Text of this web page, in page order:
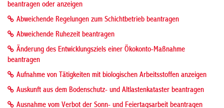
beantragen oder anzeigen
Abweichende Regelungen zum Schichtbetrieb beantragen
Abweichende Ruhezeit beantragen
Änderung des Entwicklungsziels einer Ökokonto-Maßnahme
beantragen
Aufnahme von Tätigkeiten mit biologischen Arbeitsstoffen anzeigen
Auskunft aus dem Bodenschutz- und Altlastenkataster beantragen
Ausnahme vom Verbot der Sonn- und Feiertagsarbeit beantragen